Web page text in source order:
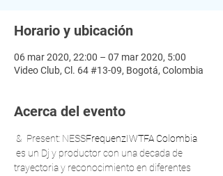
Horario y ubicación
06 mar 2020, 22:00 – 07 mar 2020, 5:00
Video Club, Cl. 64 #13-09, Bogotá, Colombia
Acerca del evento
& Present: NESSFrequenzIWTFA Colombia
trayectoria y reconocimiento en diferentes